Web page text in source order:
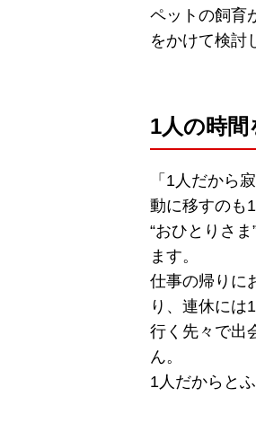
ペットの飼育
をかけて検討
1人の時間
「1人だから
動に移すのも
“おひとりさ
ます。
仕事の帰りに
り、連休には
行く先々で出
ん。
1人だからと